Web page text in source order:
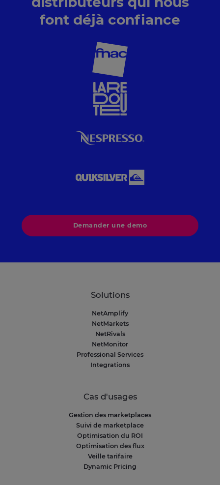
font déjà confiance
Demander une demo
Solutions
NetAmplify
NetMarkets
NetRivals
NetMonitor
Professional Services
Integrations
Cas d'usages
Gestion des marketplaces
Suivi de marketplace
Optimisation du ROI
Optimisation des flux
Veille tarifaire
Dynamic Pricing